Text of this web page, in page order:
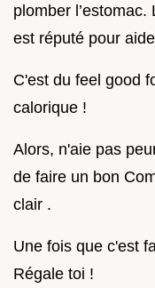
plomber
est réputé pour
C'est du feel good
calorique !
Alors, n'aie pas
de faire un bon
clair .
Une fois que c'est
Régale toi !